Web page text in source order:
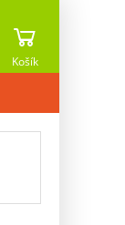
Košík